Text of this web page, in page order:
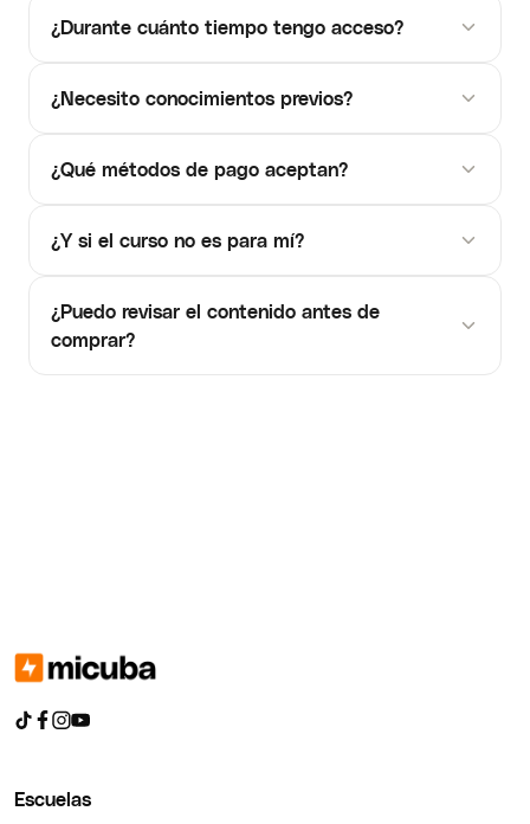
¿Durante cuánto tiempo tengo acceso?
¿Necesito conocimientos previos?
¿Qué métodos de pago aceptan?
¿Y si el curso no es para mí?
¿Puedo revisar el contenido antes de
comprar?
Escuelas